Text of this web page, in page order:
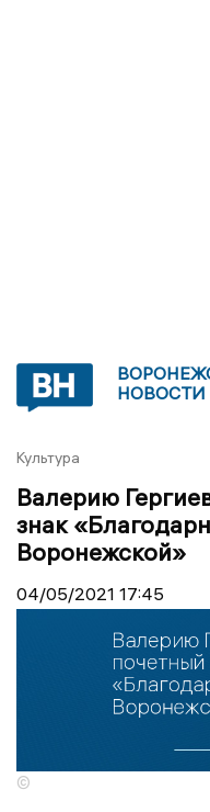
НОВОСТИ
Культура
Валерию
знак
Воронежской»
04/05/2021 17:45
©